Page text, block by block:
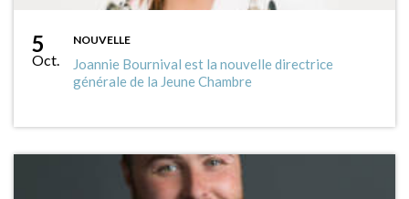
5
Oct.
NOUVELLE
Joannie Bournival est la nouvelle directrice
générale de la Jeune Chambre